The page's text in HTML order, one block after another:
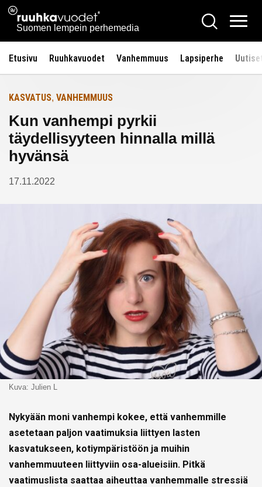
Siirry
sisältöön
Ruuhkavuodet.fi
Suomen lempein perhemedia
Hae
Etusivu Ruuhkavuodet Vanhemmuus Lapsiperhe
Etusivulle
KASVATUS, VANHEMMUUS
Kun vanhempi pyrkii
täydellisyyteen hinnalla millä
hyvänsä
17.11.2022
Kuva: Julien L
Nykyään moni vanhempi kokee, että vanhemmille
asetetaan paljon vaatimuksia liittyen lasten
kasvatukseen, kotiympäristöön ja muihin
vanhemmuuteen liittyviin osa-alueisiin. Pitkä
vaatimuslista saattaa aiheuttaa vanhemmalle stressiä